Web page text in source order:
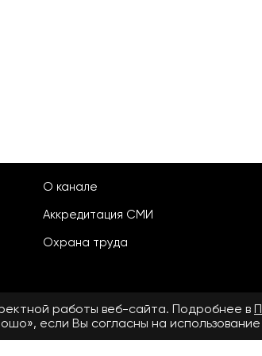
О канале
Аккредитация СМИ
Охрана труда
Пользовательское соглашение
работы веб-сайта. Подробнее в
если Вы согласны на